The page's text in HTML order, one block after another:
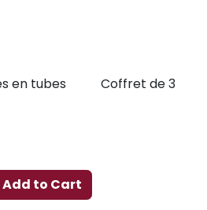
en tubes Coffret de 3
Add to Cart